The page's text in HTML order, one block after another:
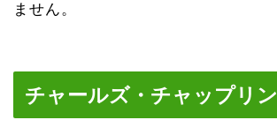
ません。
チャールズ・チャップリン